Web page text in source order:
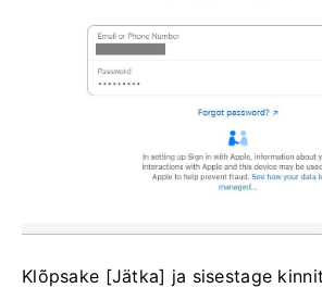
Klõpsake [Jätka] ja sisestage